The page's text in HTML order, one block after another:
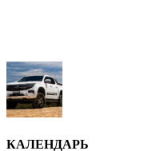
КАЛЕНДАРЬ